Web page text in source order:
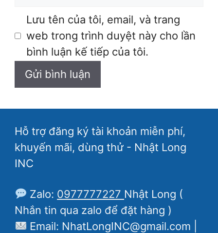
Lưu tên của tôi, email, và trang
web trong trình duyệt này cho lần
bình luận kế tiếp của tôi.
Hỗ trợ đăng ký tài khoản miễn phí,
khuyến mãi, dùng thử - Nhật Long
INC
Zalo: 0977777227 Nhật Long (
Nhắn tin qua zalo để đặt hàng )
Email: NhatLongINC@gmail.com |